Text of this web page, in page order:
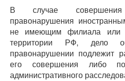
В случае совершения
правонарушения
не имеющим филиала или
территории РФ, дело об
правонарушении подлежит
его совершения либо
административного